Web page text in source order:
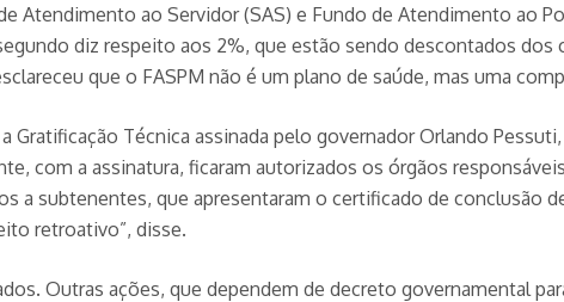
Atendimento ao Servidor (SAS) e Fundo de Atendimento ao
diz respeito aos 2%, que estão sendo descontados
que o FASPM não é um plano de saúde, mas uma
Técnica assinada pelo governador Orlando
com a assinatura, ficaram autorizados os órgãos
a subtenentes, que apresentaram o certificado de conclusão
retroativo”, disse.
Outras ações, que dependem de decreto governamental